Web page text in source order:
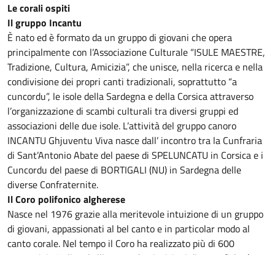
Le corali ospiti
Il gruppo Incantu
È nato ed è formato da un gruppo di giovani che opera
principalmente con l’Associazione Culturale “ISULE MAESTRE,
Tradizione, Cultura, Amicizia”, che unisce, nella ricerca e nella
condivisione dei propri canti tradizionali, soprattutto “a
cuncordu”, le isole della Sardegna e della Corsica attraverso
l’organizzazione di scambi culturali tra diversi gruppi ed
associazioni delle due isole. L’attività del gruppo canoro
INCANTU Ghjuventu Viva nasce dall’ incontro tra la Cunfraria
di Sant’Antonio Abate del paese di SPELUNCATU in Corsica e i
Cuncordu del paese di BORTIGALI (NU) in Sardegna delle
diverse Confraternite.
Il Coro polifonico algherese
Nasce nel 1976 grazie alla meritevole intuizione di un gruppo
di giovani, appassionati al bel canto e in particolar modo al
canto corale. Nel tempo il Coro ha realizzato più di 600